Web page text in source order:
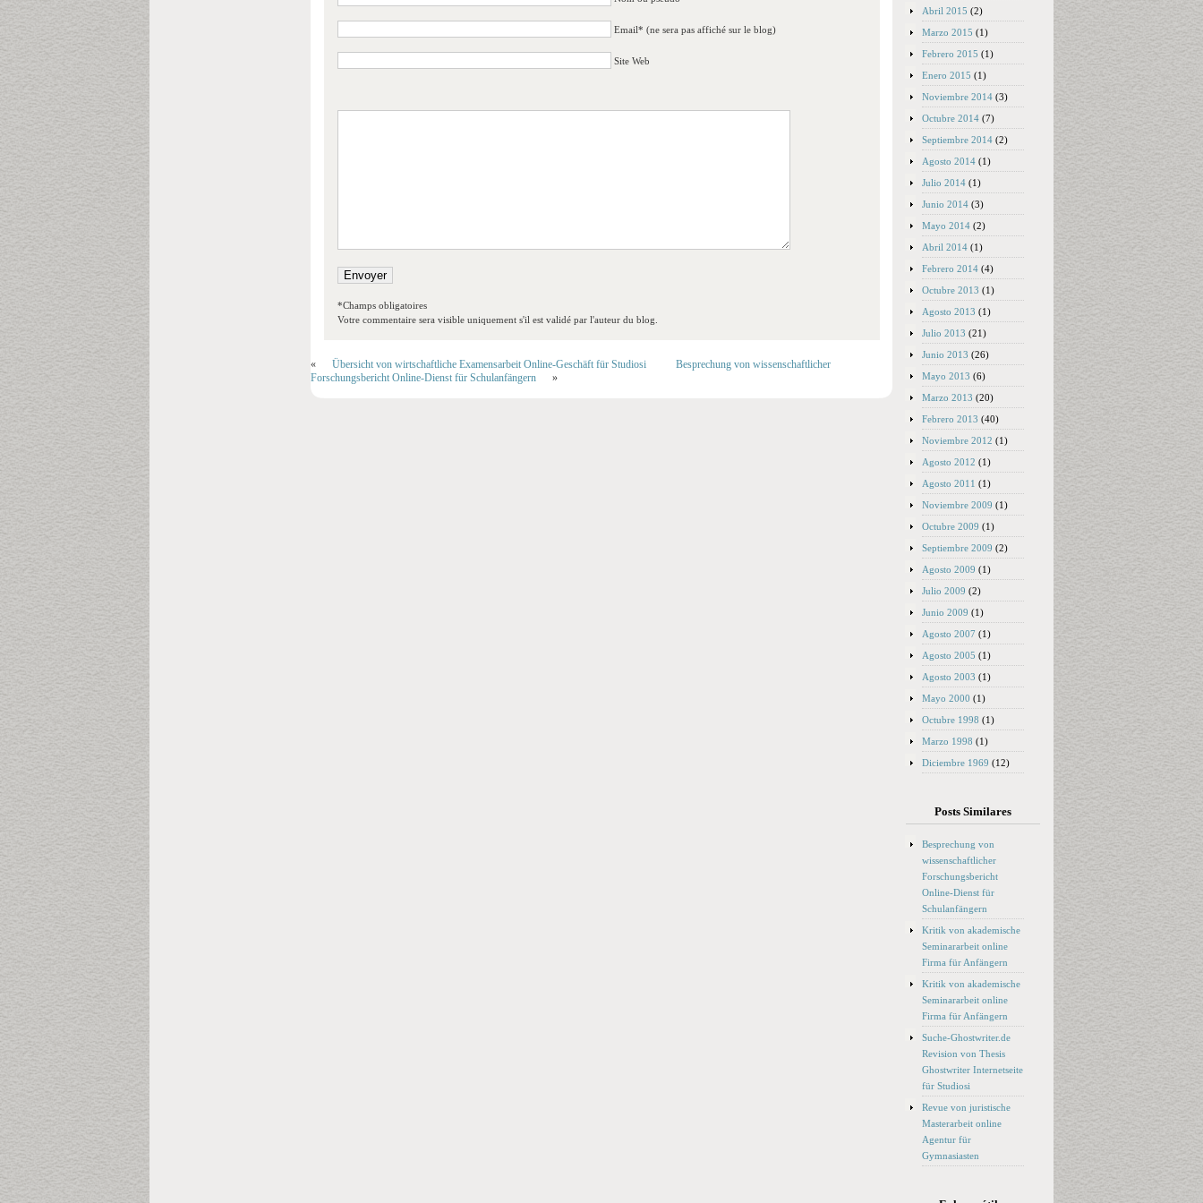
Email* (ne sera pas affiché sur le blog)
Site Web
*Champs obligatoires
Votre commentaire sera visible uniquement s'il est validé par l'auteur du blog.
« Übersicht von wirtschaftliche Examensarbeit Online-Geschäft für Studiosi
Besprechung von wissenschaftlicher
Forschungsbericht Online-Dienst für Schulanfängern
»
Abril 2015 (2)
Marzo 2015 (1)
Febrero 2015 (1)
Enero 2015 (1)
Noviembre 2014 (3)
Octubre 2014 (7)
Septiembre 2014 (2)
Agosto 2014 (1)
Julio 2014 (1)
Junio 2014 (3)
Mayo 2014 (2)
Abril 2014 (1)
Febrero 2014 (4)
Octubre 2013 (1)
Agosto 2013 (1)
Julio 2013 (21)
Junio 2013 (26)
Mayo 2013 (6)
Marzo 2013 (20)
Febrero 2013 (40)
Noviembre 2012 (1)
Agosto 2012 (1)
Agosto 2011 (1)
Noviembre 2009 (1)
Octubre 2009 (1)
Septiembre 2009 (2)
Agosto 2009 (1)
Julio 2009 (2)
Junio 2009 (1)
Agosto 2007 (1)
Agosto 2005 (1)
Agosto 2003 (1)
Mayo 2000 (1)
Octubre 1998 (1)
Marzo 1998 (1)
Diciembre 1969 (12)
Posts Similares
Besprechung von
wissenschaftlicher
Forschungsbericht
Online-Dienst für
Schulanfängern
Kritik von akademische
Seminararbeit online
Firma für Anfängern
Kritik von akademische
Seminararbeit online
Firma für Anfängern
Suche-Ghostwriter.de
Revision von Thesis
Ghostwriter Internetseite
für Studiosi
Revue von juristische
Masterarbeit online
Agentur für
Gymnasiasten